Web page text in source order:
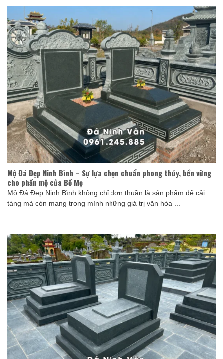
Mộ Đá Đẹp Ninh Bình – Sự lựa chọn chuẩn phong thủy, bền vững
cho phần mộ của Bố Mẹ
Mộ Đá Đẹp Ninh Bình không chỉ đơn thuần là sản phẩm để cải
táng mà còn mang trong mình những giá trị văn hóa ...